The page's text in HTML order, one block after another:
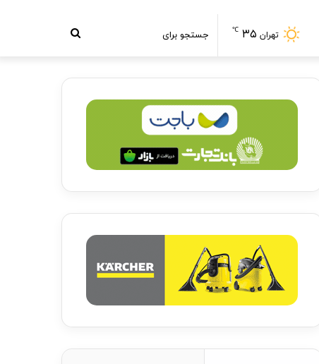
جستجو
برای
تهران ۳۵ ℃